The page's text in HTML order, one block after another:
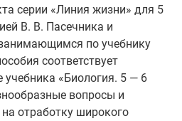
серии «Линия жизни» для 5
В. В. Пасечника и
по учебнику
соответствует
учебника «Биология. 5 — 6
вопросы и
отработку широкого